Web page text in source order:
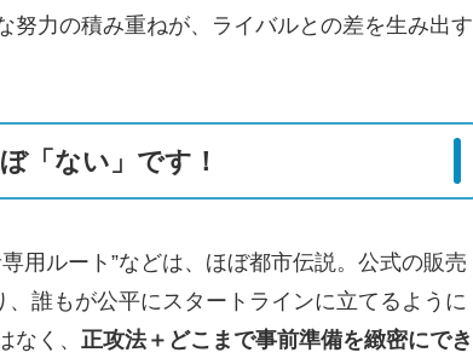
努力の積み重ねが、ライバルとの差を生み出す
「ない」です！
用ルート”などは、ほぼ都市伝説。公式の販売
誰もが公平にスタートラインに立てるように
く、 正攻法＋どこまで事前準備を緻密にでき